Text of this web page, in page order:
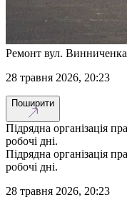
Ремонт вул.
28 травня 2026, 20:23
Поширити
Підрядна організація
робочі дні.
Підрядна організація
робочі дні.
28 травня 2026, 20:23